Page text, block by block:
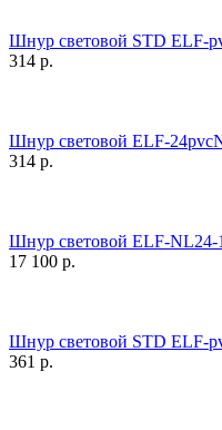
Шнур световой STD ELF-
314 р.
Шнур световой ELF-
314 р.
Шнур световой ELF-NL24-
17 100 р.
Шнур световой STD ELF-
361 р.